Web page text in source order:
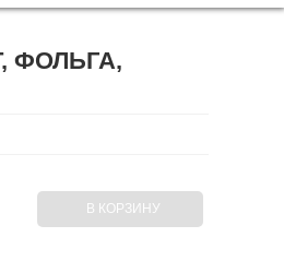
ФОЛЬГА,
В КОРЗИНУ